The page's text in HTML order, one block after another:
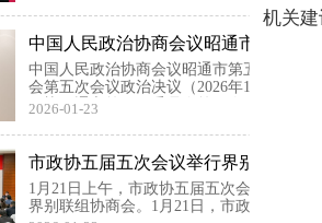
机关建
委副书记、市委宣传部部长唐源，市人大
常委会主任王斌等在主席台就座。市政协
主席申琼作闭幕讲...
中国人民政治协商会议昭通市第五
届委员会第五次会议政治决议
中国人民政治协商会议昭通市第五届委员
会第五次会议政治决议（2026年1月22日
政协昭通市第五届委员会第五次会议通
委员会第五次会议，于2026年1月19日至
22日在昭阳举行。在全体与会人员的共同
努力下...
2026-01-23
市政协五届五次会议举行界别联组
协商会
1月21日上午，市政协五届五次会议举行
界别联组协商会。1月21日，市政协五届